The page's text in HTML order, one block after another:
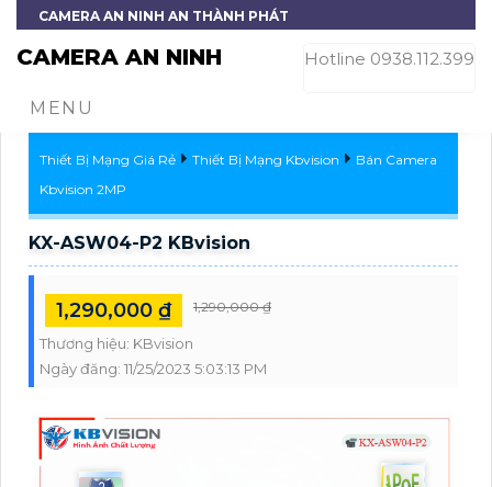
CAMERA AN NINH AN THÀNH PHÁT
CAMERA AN NINH Hotline 0938.112.399
MENU
Thiết Bị Mạng Giá Rẻ Thiết Bị Mạng Kbvision
Bán Camera
Kbvision 2MP
KX-ASW04-P2 KBvision
1,290,000 ₫ 1,290,000 ₫
Thương hiệu: KBvision
Ngày đăng: 11/25/2023 5:03:13 PM